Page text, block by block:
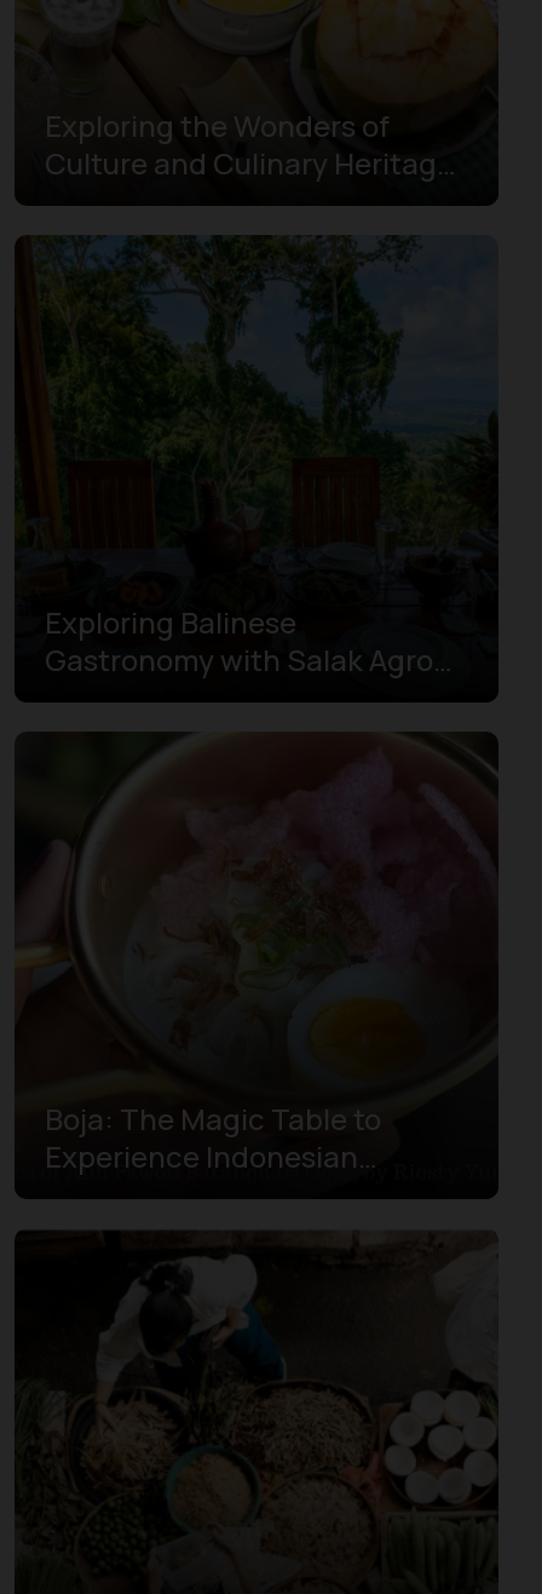
Exploring the Wonders of
Culture and Culinary Heritage
in Muaro Jambi
Exploring Balinese
Gastronomy with Salak Agro
Jeep Village
Boja: The Magic Table to
Experience Indonesian
Gastronomy